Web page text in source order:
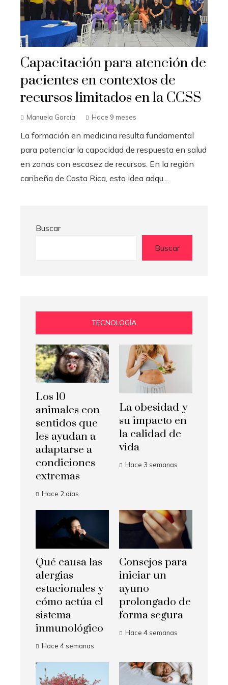
Capacitación para atención de
pacientes en contextos de
recursos limitados en la CCSS
Manuela García Hace 9 meses
La formación en medicina resulta fundamental
para potenciar la capacidad de respuesta en salud
en zonas con escasez de recursos. En la región
caribeña de Costa Rica, esta idea adqu...
Buscar
Buscar
TECNOLOGÍA
Los 10
animales con
sentidos que
les ayudan a
adaptarse a
condiciones
extremas
Hace 2 días
La obesidad y
su impacto en
la calidad de
vida
Hace 3 semanas
Qué causa las
alergias
estacionales y
cómo actúa el
sistema
inmunológico
Hace 4 semanas
Consejos para
iniciar un
ayuno
prolongado de
forma segura
Hace 4 semanas